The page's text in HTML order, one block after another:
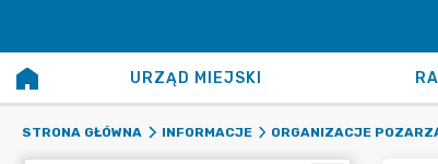
URZĄD MIEJSKI
STRONA GŁÓWNA INFORMACJE ORGANIZACJE